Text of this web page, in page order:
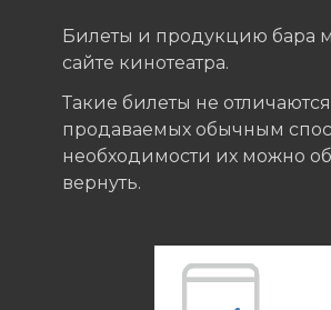
Билеты и продукцию бара
сайте кинотеатра.
Такие билеты не
продаваемых обычным
необходимости их можно
вернуть.